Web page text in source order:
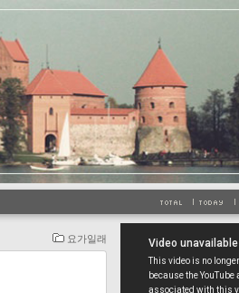
요가일래